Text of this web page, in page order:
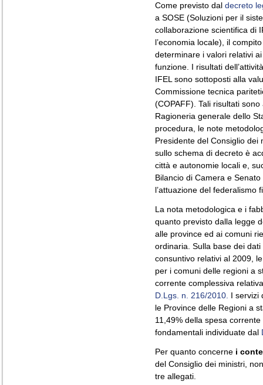
Come previsto dal decreto
a SOSE (Soluzioni per il
collaborazione scientifica di
l’economia locale), il
determinare i valori relativi
funzione. I risultati
IFEL sono sottoposti alla
Commissione tecnica
(COPAFF). Tali risultati
Ragioneria generale dello
procedura, le note
Presidente del Consiglio dei
sullo schema di decreto è
città e autonomie locali e,
Bilancio di Camera e
l’attuazione del federalismo
La nota metodologica e i
quanto previsto dalla legge
alle province ed ai comuni
ordinaria. Sulla base dei
consuntivo relativi al 2009,
per i comuni delle regioni a
corrente complessiva
D.Lgs. n. 216/2010. I servizi
le Province delle Regioni a
11,49% della spesa
fondamentali individuate dal
Per quanto concerne i
del Consiglio dei ministri,
tre allegati.